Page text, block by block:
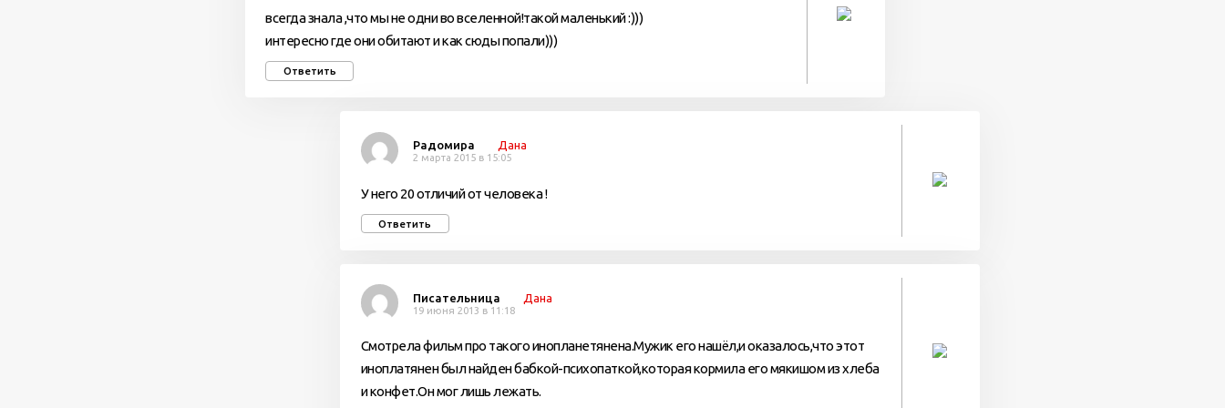
всегда знала ,что мы не одни во вселенной!такой маленький :)))
интересно где они обитают и как сюды попали)))
Ответить
Радомира Дана
2 марта 2015 в 15:05
У него 20 отличий от человека !
Ответить
Писательница Дана
19 июня 2013 в 11:18
Смотрела фильм про такого инопланетянена.Мужик его нашёл,и оказалось,что этот
иноплатянен был найден бабкой-психопаткой,которая кормила его мякишом из хлеба
и конфет.Он мог лишь лежать.